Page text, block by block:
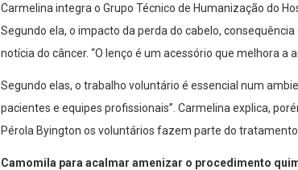
Carmelina integra o Grupo Técnico de Humanização do
Segundo ela, o impacto da perda do cabelo,
notícia do câncer. “O lenço é um acessório que melhora a
Segundo elas, o trabalho voluntário é essencial num
pacientes e equipes profissionais”. Carmelina explica,
Pérola Byington os voluntários fazem parte do
Camomila para acalmar amenizar o procedimento